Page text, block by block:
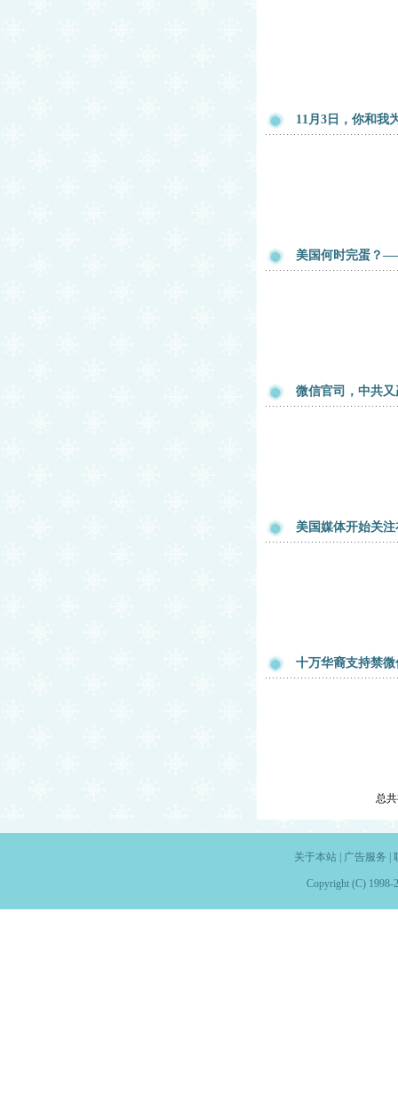
11月3日，你和我
美国何时完蛋？
微信官司，中共
美国媒体开始关
十万华裔支持禁
总
关于本站| 广告服务
Copyright (C) 1998-